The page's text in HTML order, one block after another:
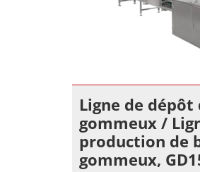
Ligne de dépôt
gommeux /
production de
gommeux,